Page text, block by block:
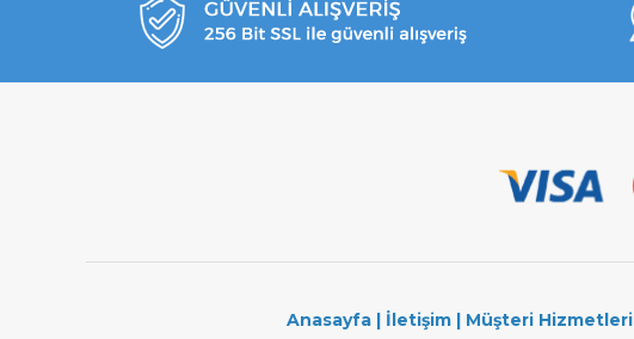
Anasayfa | İletişim | Müşteri Hizmetleri